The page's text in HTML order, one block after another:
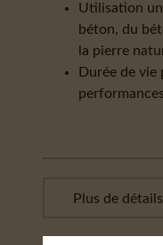
Utilisation
béton, du
la pierre
Durée de